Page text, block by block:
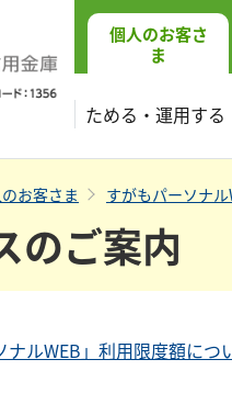
個人のお客さ
ま
ためる・運用する
お客さま すがもパーソナル
のご案内
ナルWEB」利用限度額につ